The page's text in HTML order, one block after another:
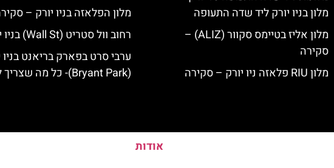
מלון בניו יורק ליד שדה התעופה
מלון אליז בטיימס סקוור (ALIZ) –
סקירה
מלון RIU פלאזה ניו יורק – סקירה
מלון הפלאזה בניו יורק –
רחוב וול סטריט (Wall St) בניו יורק
ערבי סרט בפארק בריאנט בניו
(Bryant Park)- כל מה שצריך לדעת
אודות